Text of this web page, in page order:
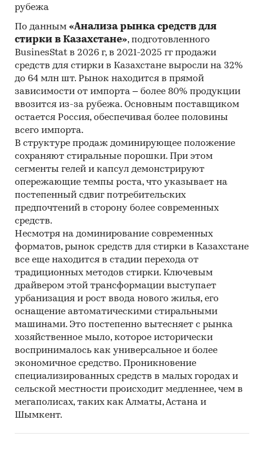
рубежа
По данным «Анализа рынка средств для
стирки в Казахстане», подготовленного
BusinesStat в 2026 г, в 2021-2025 гг продажи
средств для стирки в Казахстане выросли на 32%
до 64 млн шт. Рынок находится в прямой
зависимости от импорта – более 80% продукции
ввозится из-за рубежа. Основным поставщиком
остается Россия, обеспечивая более половины
всего импорта.
В структуре продаж доминирующее положение
сохраняют стиральные порошки. При этом
сегменты гелей и капсул демонстрируют
опережающие темпы роста, что указывает на
постепенный сдвиг потребительских
предпочтений в сторону более современных
средств.
Несмотря на доминирование современных
форматов, рынок средств для стирки в Казахстане
все еще находится в стадии перехода от
традиционных методов стирки. Ключевым
драйвером этой трансформации выступает
урбанизация и рост ввода нового жилья, его
оснащение автоматическими стиральными
машинами. Это постепенно вытесняет с рынка
хозяйственное мыло, которое исторически
воспринималось как универсальное и более
экономичное средство. Проникновение
специализированных средств в малых городах и
сельской местности происходит медленнее, чем в
мегаполисах, таких как Алматы, Астана и
Шымкент.